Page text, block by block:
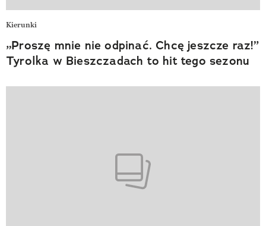
Kierunki
„Proszę mnie nie odpinać. Chcę jeszcze raz!”
Tyrolka w Bieszczadach to hit tego sezonu